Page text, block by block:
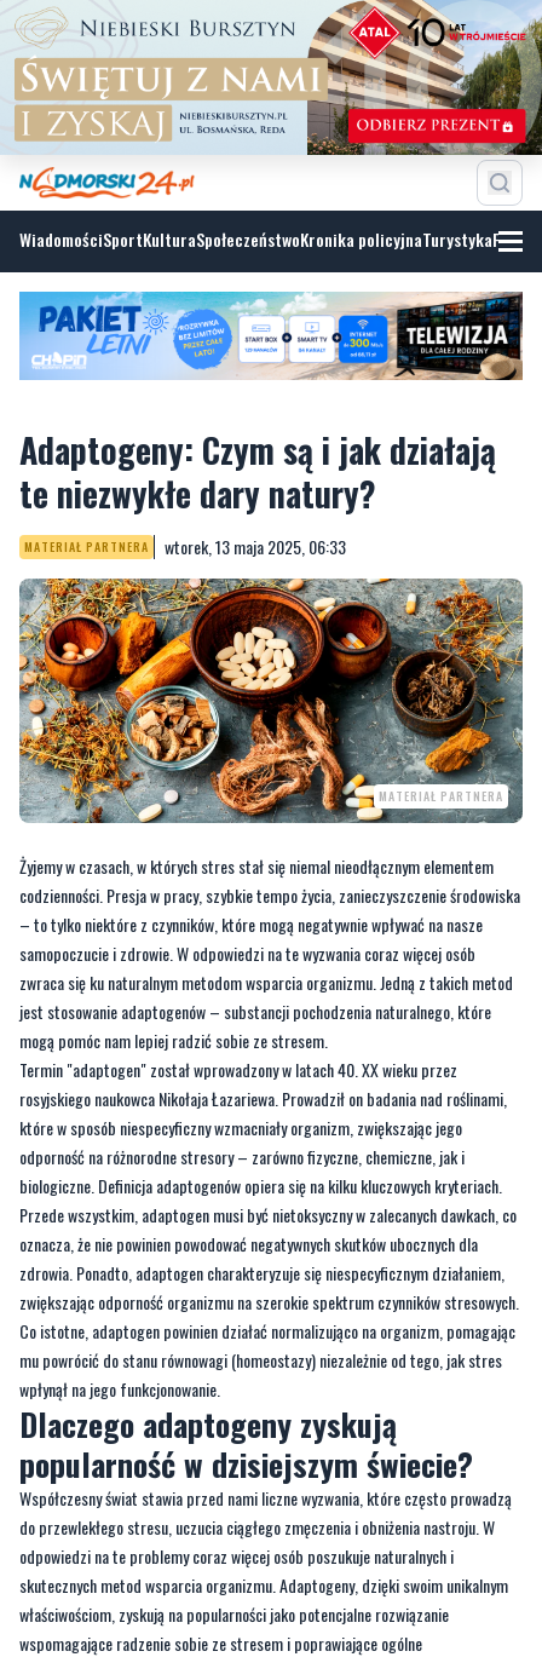
WiadomościSportKulturaSpołeczeństwoKronika policyjnaTurystyka
Adaptogeny: Czym są i jak działają
te niezwykłe dary natury?
MATERIAŁ PARTNERA wtorek, 13 maja 2025, 06:33
MATERIAŁ PARTNERA
Żyjemy w czasach, w których stres stał się niemal nieodłącznym elementem
codzienności. Presja w pracy, szybkie tempo życia, zanieczyszczenie środowiska
– to tylko niektóre z czynników, które mogą negatywnie wpływać na nasze
samopoczucie i zdrowie. W odpowiedzi na te wyzwania coraz więcej osób
zwraca się ku naturalnym metodom wsparcia organizmu. Jedną z takich metod
jest stosowanie adaptogenów – substancji pochodzenia naturalnego, które
mogą pomóc nam lepiej radzić sobie ze stresem.
Termin "adaptogen" został wprowadzony w latach 40. XX wieku przez
rosyjskiego naukowca Nikołaja Łazariewa. Prowadził on badania nad roślinami,
które w sposób niespecyficzny wzmacniały organizm, zwiększając jego
odporność na różnorodne stresory – zarówno fizyczne, chemiczne, jak i
biologiczne. Definicja adaptogenów opiera się na kilku kluczowych kryteriach.
Przede wszystkim, adaptogen musi być nietoksyczny w zalecanych dawkach, co
oznacza, że nie powinien powodować negatywnych skutków ubocznych dla
zdrowia. Ponadto, adaptogen charakteryzuje się niespecyficznym działaniem,
zwiększając odporność organizmu na szerokie spektrum czynników stresowych.
Co istotne, adaptogen powinien działać normalizująco na organizm, pomagając
mu powrócić do stanu równowagi (homeostazy) niezależnie od tego, jak stres
wpłynął na jego funkcjonowanie.
Dlaczego adaptogeny zyskują
popularność w dzisiejszym świecie?
Współczesny świat stawia przed nami liczne wyzwania, które często prowadzą
do przewlekłego stresu, uczucia ciągłego zmęczenia i obniżenia nastroju. W
odpowiedzi na te problemy coraz więcej osób poszukuje naturalnych i
skutecznych metod wsparcia organizmu. Adaptogeny, dzięki swoim unikalnym
właściwościom, zyskują na popularności jako potencjalne rozwiązanie
wspomagające radzenie sobie ze stresem i poprawiające ogólne